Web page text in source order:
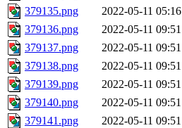
379135.png
2022-05-11 05:16
379136.png
2022-05-11 09:51
379137.png
2022-05-11 09:51
379138.png
2022-05-11 09:51
379139.png
2022-05-11 09:51
379140.png
2022-05-11 09:51
379141.png
2022-05-11 09:51